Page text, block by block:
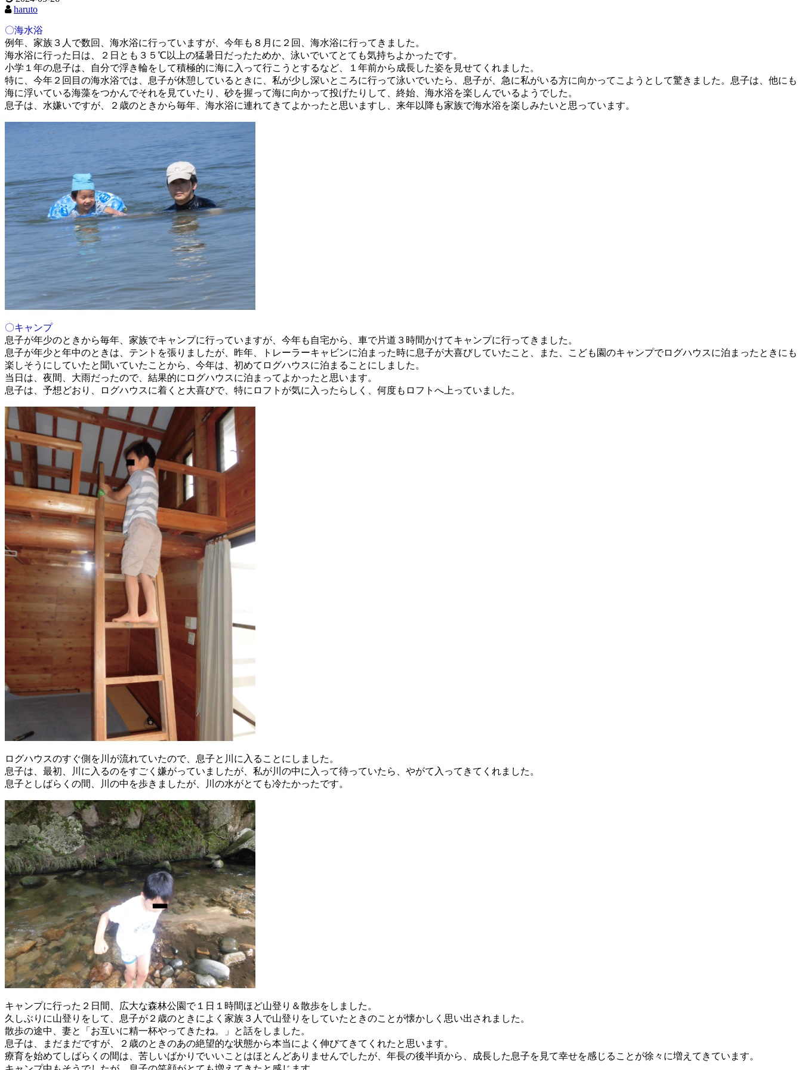
haruto
〇海水浴
例年、家族３人で数回、海水浴に行っていますが、今年も８月に２回、海水浴に行ってきました。
海水浴に行った日は、２日とも３５℃以上の猛暑日だったためか、泳いでいてとても気持ちよかったです。
小学１年の息子は、自分で浮き輪をして積極的に海に入って行こうとするなど、１年前から成長した姿を見せてくれました。
特に、今年２回目の海水浴では、息子が休憩しているときに、私が少し深いところに行って泳いでいたら、息子が、急に私がいる方に向かってこようとして驚きました。息子は、他にも
海に浮いている海藻をつかんでそれを見ていたり、砂を握って海に向かって投げたりして、終始、海水浴を楽しんでいるようでした。
息子は、水嫌いですが、２歳のときから毎年、海水浴に連れてきてよかったと思いますし、来年以降も家族で海水浴を楽しみたいと思っています。
〇キャンプ
息子が年少のときから毎年、家族でキャンプに行っていますが、今年も自宅から、車で片道３時間かけてキャンプに行ってきました。
息子が年少と年中のときは、テントを張りましたが、昨年、トレーラーキャビンに泊まった時に息子が大喜びしていたこと、また、こども園のキャンプでログハウスに泊まったときにも
楽しそうにしていたと聞いていたことから、今年は、初めてログハウスに泊まることにしました。
当日は、夜間、大雨だったので、結果的にログハウスに泊まってよかったと思います。
息子は、予想どおり、ログハウスに着くと大喜びで、特にロフトが気に入ったらしく、何度もロフトへ上っていました。
ログハウスのすぐ側を川が流れていたので、息子と川に入ることにしました。
息子は、最初、川に入るのをすごく嫌がっていましたが、私が川の中に入って待っていたら、やがて入ってきてくれました。
息子としばらくの間、川の中を歩きましたが、川の水がとても冷たかったです。
キャンプに行った２日間、広大な森林公園で１日１時間ほど山登り＆散歩をしました。
久しぶりに山登りをして、息子が２歳のときによく家族３人で山登りをしていたときのことが懐かしく思い出されました。
散歩の途中、妻と「お互いに精一杯やってきたね。」と話をしました。
息子は、まだまだですが、２歳のときのあの絶望的な状態から本当によく伸びてきてくれたと思います。
療育を始めてしばらくの間は、 苦しいばかりでいいことはほとんどありませんでしたが、年長の後半頃から、成長した息子を見て幸せを感じることが徐々に増えてきています。